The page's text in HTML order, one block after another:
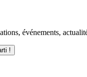
événements,
!